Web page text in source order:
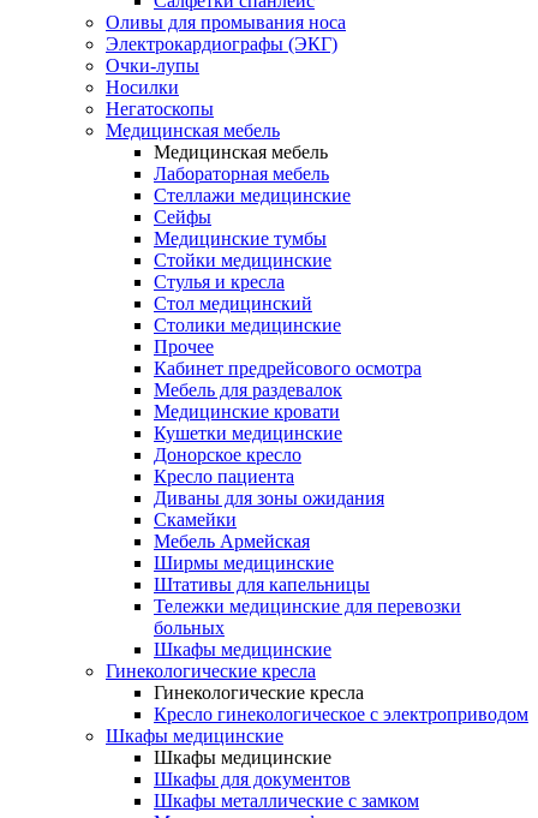
Оливы для промывания носа
Электрокардиографы (ЭКГ)
Очки-лупы
Носилки
Негатоскопы
Медицинская мебель
Медицинская мебель
Лабораторная мебель
Стеллажи медицинские
Сейфы
Медицинские тумбы
Стойки медицинские
Cтулья и кресла
Стол медицинский
Столики медицинские
Прочее
Кабинет предрейсового осмотра
Мебель для раздевалок
Медицинские кровати
Кушетки медицинские
Донорское кресло
Кресло пациента
Диваны для зоны ожидания
Скамейки
Мебель Армейская
Ширмы медицинские
Штативы для капельницы
Тележки медицинские для перевозки
больных
Шкафы медицинские
Гинекологические кресла
Гинекологические кресла
Кресло гинекологическое с электроприводом
Шкафы медицинские
Шкафы медицинские
Шкафы для документов
Шкафы металлические с замком